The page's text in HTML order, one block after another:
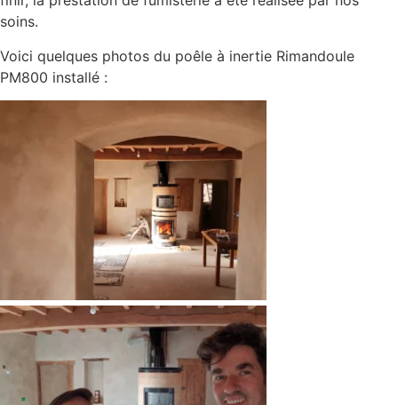
soins.
Voici quelques photos du poêle à inertie Rimandoule
PM800 installé :